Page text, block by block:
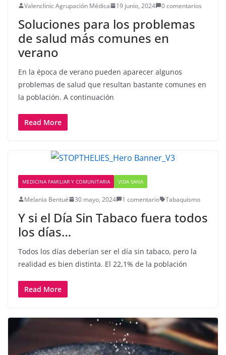
Valenclinic Agrupación Médica 19 junio, 2024 0 comentarios
Soluciones para los problemas
de salud más comunes en
verano
En la época de verano pueden aparecer algunos
problemas de salud que resultan bastante comunes en
la población. A continuación
Read More
MEDICINA FAMILIAR Y COMUNITARIA VIDA SANA
Melania Bentué 30 mayo, 2024 1 comentario Tabaquismo
Y si el Día Sin Tabaco fuera todos
los días…
Todos los días deberían ser el día sin tabaco, pero la
realidad es bien distinta. El 22,1% de la población
Read More